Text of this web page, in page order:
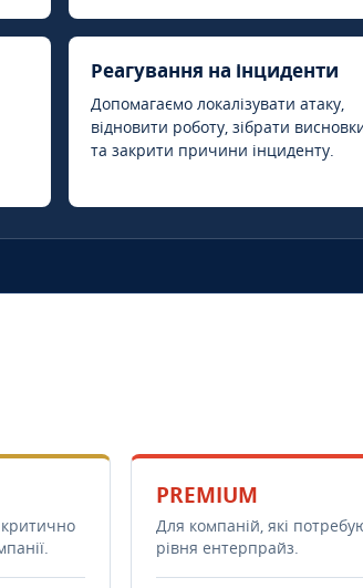
Реагування на інциденти
Допомагаємо локалізувати атаку,
відновити роботу, зібрати
та закрити причини інциденту.
PREMIUM
Для компаній, які
рівня ентерпрайз.